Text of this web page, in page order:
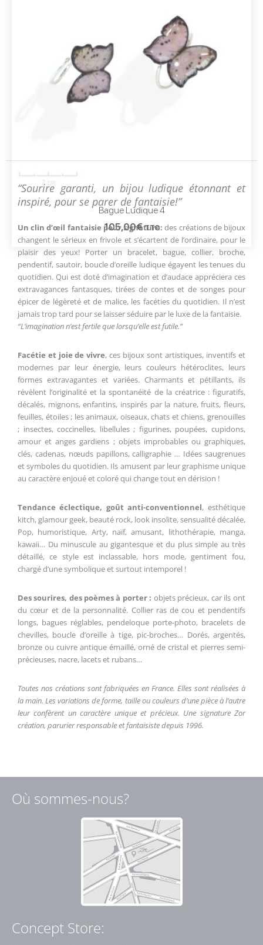
Bague Ludique 4
105,00€ TTC
“Sourire garanti, un bijou ludique étonnant et
inspiré, pour se parer de fantaisie!”
Un clin d’œil fantaisie pour signature: des créations de bijoux
changent le sérieux en frivole et s’écartent de l’ordinaire, pour le
plaisir des yeux! Porter un bracelet, bague, collier, broche,
pendentif, sautoir, boucle d’oreille ludique égayent les tenues du
quotidien. Qui est doté d’imagination et d’audace appréciera ces
extravagances fantasques, tirées de contes et de songes pour
épicer de légèreté et de malice, les facéties du quotidien. Il n’est
jamais trop tard pour se laisser séduire par le luxe de la fantaisie.
“L’imagination n’est fertile que lorsqu’elle est futile.”
Facétie et joie de vivre, ces bijoux sont artistiques, inventifs et
modernes par leur énergie, leurs couleurs hétéroclites, leurs
formes extravagantes et variées. Charmants et pétillants, ils
révèlent l’originalité et la spontanéité de la créatrice : figuratifs,
décalés, mignons, enfantins, inspirés par la nature, fruits, fleurs,
feuilles, étoiles ; les animaux, oiseaux, chats et chiens, grenouilles
; insectes, coccinelles, libellules ; figurines, poupées, cupidons,
amour et anges gardiens ; objets improbables ou graphiques,
clés, cadenas, nœuds papillons, calligraphie … Idées saugrenues
et symboles du quotidien. Ils amusent par leur graphisme unique
au caractère enjoué et coloré qui change tout en dérision !
Tendance éclectique, goût anti-conventionnel, esthétique
kitch, glamour geek, beauté rock, look insolite, sensualité décalée,
Pop, humoristique, Arty, naïf, amusant, lithothérapie, manga,
kawaii… Du minuscule au gigantesque et du plus simple au très
détaillé, ce style est inclassable, hors mode, gentiment fou,
chargé d’une symbolique et surtout intemporel !
Des sourires, des poèmes à porter : objets précieux, car ils ont
du cœur et de la personnalité. Collier ras de cou et pendentifs
longs, bagues réglables, pendeloque porte-photo, bracelets de
chevilles, boucle d’oreille à tige, pic-broches… Dorés, argentés,
bronze ou cuivre antique émaillé, orné de cristal et pierres semi-
précieuses, nacre, lacets et rubans…
Toutes nos créations sont fabriquées en France. Elles sont réalisées à
la main. Les variations de forme, taille ou couleurs d’une pièce à l’autre
leur confèrent un caractère unique et précieux. Une signature Zor
création, parurier responsable et fantaisiste depuis 1996.
Où sommes-nous?
Concept Store: